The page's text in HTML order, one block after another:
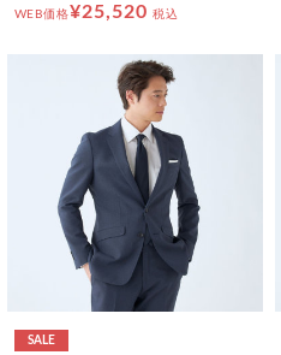
WEB価格¥25,520 税込
SALE